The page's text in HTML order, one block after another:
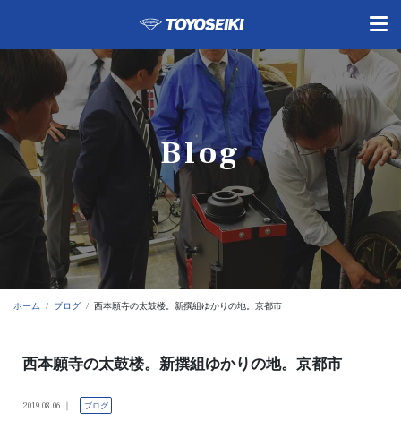
Blog
ホーム ブログ 西本願寺の太鼓楼。新撰組ゆかりの地。京都市
西本願寺の太鼓楼。新撰組ゆかりの地。京都市
2019.08.06 ブログ